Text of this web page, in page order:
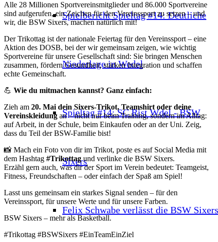
Spielbericht Spieltag #14: Deutliche
Niederlage in Wedel
Spieltag #14: SC Rist Wdel - BSW
Sixers
Felix Schwabe verlässt die BSW Sixers
Alle 28 Millionen Sportvereinsmitglieder und 86.000 Sportvereine
sind aufgerufen, ein Zeichen für den Vereinssport zu setzen – und
wir, die BSW Sixers, machen natürlich mit!
Der Trikottag ist der nationale Feiertag für den Vereinssport – eine
Aktion des DOSB, bei der wir gemeinsam zeigen, wie wichtig
Sportvereine für unsere Gesellschaft sind: Sie bringen Menschen
zusammen, fördern Gesundheit, stärken Integration und schaffen
echte Gemeinschaft.
💪 Wie du mitmachen kannst? Ganz einfach:
Zieh am 20. Mai dein Sixers-Trikot, Teamshirt oder deine
Vereinskleidung an – nicht nur beim Training, sondern im Alltag:
auf Arbeit, in der Schule, beim Einkaufen oder an der Uni. Zeig,
dass du Teil der BSW-Familie bist!
📸 Mach ein Foto von dir im Trikot, poste es auf Social Media mit
dem Hashtag #Trikottagund verlinke die BSW Sixers.
Erzähl gern auch, was dir der Sport im Verein bedeutet: Teamgeist,
Fitness, Freundschaften – oder einfach der Spaß am Spiel!
Lasst uns gemeinsam ein starkes Signal senden – für den
Vereinssport, für unsere Werte und für unsere Farben.
BSW Sixers – mehr als Basketball.
#Trikottag #BSWSixers #EinTeamEinZiel